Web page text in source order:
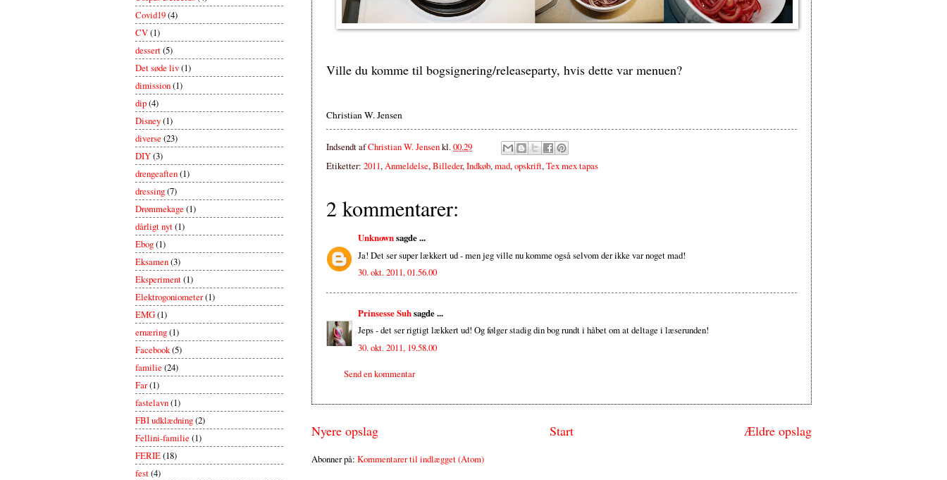
Ville du komme til bogsignering/releaseparty, hvis dette var menuen?
Christian W. Jensen
Indsendt afChristian W. Jensenkl.00.29
Etiketter: 2011,Anmeldelse,Billeder,Indkøb,mad,opskrift,Tex mex tapas
2 kommentarer:
Unknownsagde ...
Ja! Det ser super lækkert ud - men jeg ville nu komme også selvom der ikke var noget mad!
30. okt. 2011, 01.56.00
Prinsesse Suhsagde ...
Jeps - det ser rigtigt lækkert ud! Og følger stadig din bog rundt i håbet om at deltage i læserunden!
30. okt. 2011, 19.58.00
Send en kommentar
Nyere opslag Ældre opslag
Start
Abonner på: Kommentarer til indlægget (Atom)
Covid19(4)
CV(1)
dessert(5)
Det søde liv(1)
dimission(1)
dip(4)
Disney(1)
diverse(23)
DIY(3)
drengeaften(1)
dressing(7)
Drømmekage(1)
dårligt nyt(1)
Ebog(1)
Eksamen(3)
Eksperiment(1)
Elektrogoniometer(1)
EMG(1)
ernæring(1)
Facebook(5)
familie(24)
Far(1)
fastelavn(1)
FBI udklædning(2)
Fellini-familie(1)
FERIE(18)
fest(4)